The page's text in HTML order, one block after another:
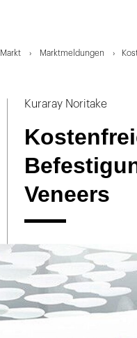
Markt Marktmeldungen
Kuraray Noritake
Veneers